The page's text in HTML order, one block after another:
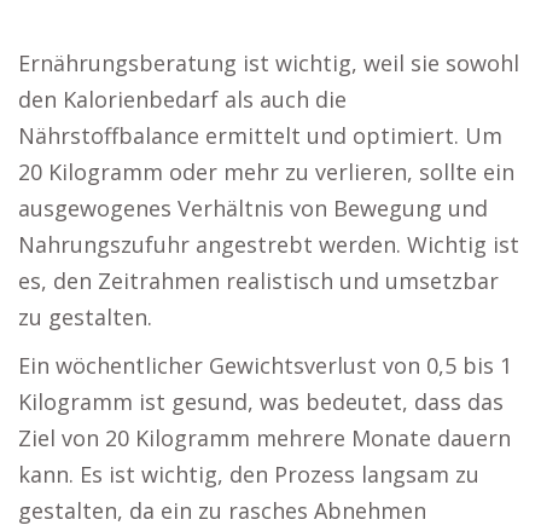
Ernährungsberatung ist wichtig, weil sie sowohl
den Kalorienbedarf als auch die
Nährstoffbalance ermittelt und optimiert. Um
20 Kilogramm oder mehr zu verlieren, sollte ein
ausgewogenes Verhältnis von Bewegung und
Nahrungszufuhr angestrebt werden. Wichtig ist
es, den Zeitrahmen realistisch und umsetzbar
zu gestalten.
Ein wöchentlicher Gewichtsverlust von 0,5 bis 1
Kilogramm ist gesund, was bedeutet, dass das
Ziel von 20 Kilogramm mehrere Monate dauern
kann. Es ist wichtig, den Prozess langsam zu
gestalten, da ein zu rasches Abnehmen